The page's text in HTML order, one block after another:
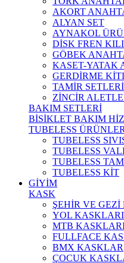
AKORT
ALYAN SET
AYNAKOL
DİSK FREN
GÖBEK
KASET-YATAK
GERDİRME
TAMİR SETLERİ
ZİNCİR
BAKIM SETLERİ
BİSİKLET BAKIM
TUBELESS ÜRÜNLER
TUBELESS
TUBELESS
TUBELESS
TUBELESS KİT
GİYİM
KASK
ŞEHİR VE
YOL KASKLARI
MTB
FULLFACE
BMX KASKLAR
ÇOCUK